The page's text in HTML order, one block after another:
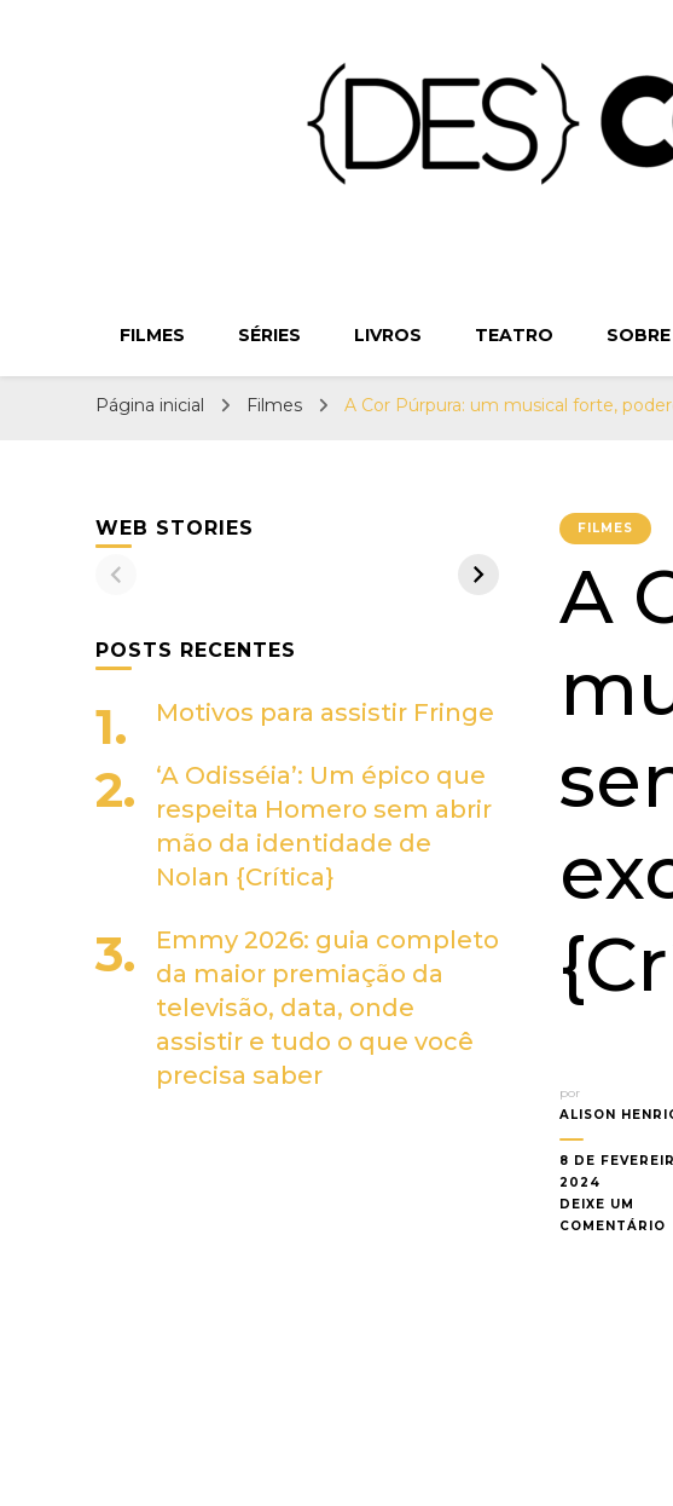
FILMES SÉRIES LIVROS TEATRO
Página inicial Filmes A Cor Púrpura: um musical forte,
FILMES
A
por
ALISON
8 DE
2024
DEIXE UM
COMENTÁRIO
WEB STORIES
POSTS RECENTES
Motivos para assistir Fringe
‘A Odisséia’: Um épico que
respeita Homero sem abrir
mão da identidade de
Nolan {Crítica}
Emmy 2026: guia completo
da maior premiação da
televisão, data, onde
assistir e tudo o que você
precisa saber